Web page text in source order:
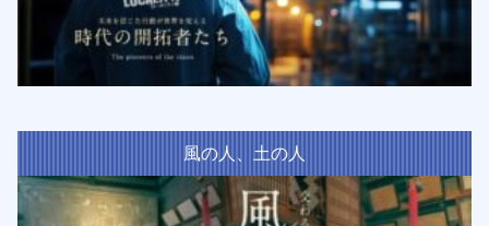
風の人、土の人